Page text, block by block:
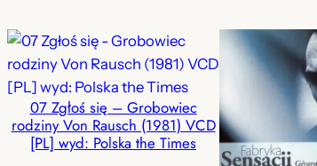
07 Zgłoś się – Grobowiec
rodziny Von Rausch (1981) VCD
[PL] wyd: Polska the Times